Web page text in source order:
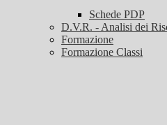
Schede PDP
D.V.R. - Analisi dei
Formazione
Formazione Classi